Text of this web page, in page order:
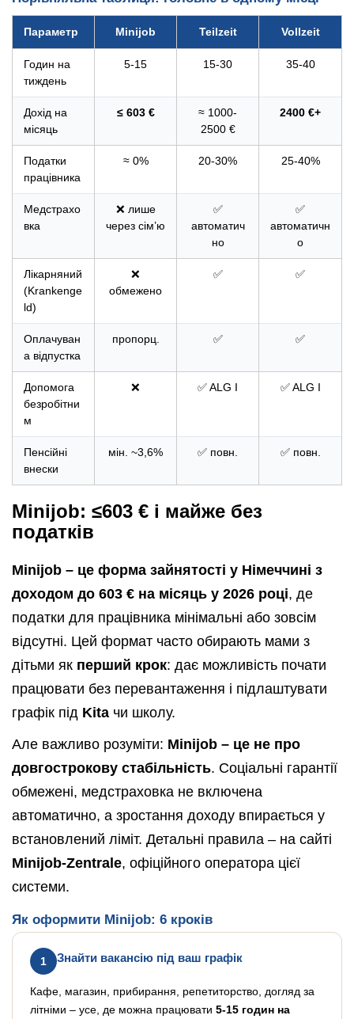
Параметр Minijob Teilzeit Vollzeit
Годин на
тиждень
5-15 15-30 35-40
Дохід на
місяць
≤ 603 €
≈ 1000-
2500 €
2400 €+
Податки
працівника
≈ 0% 20-30% 25-40%
Медстрахо
вка
❌ лише
через сім’ю
✅
автоматич
но
✅
автоматичн
о
Лікарняний
(Krankenge
ld)
❌
обмежено
✅ ✅
Оплачуван
а відпустка
пропорц. ✅ ✅
Допомога
безробітни
м
❌ ✅ ALG I ✅ ALG I
Пенсійні
внески
мін. ~3,6% ✅ повн. ✅ повн.
Minijob: ≤603 € і майже без
податків
Minijob – це форма зайнятості у Німеччині з
доходом до 603 € на місяць у 2026 році, де
податки для працівника мінімальні або зовсім
відсутні. Цей формат часто обирають мами з
дітьми як перший крок: дає можливість почати
працювати без перевантаження і підлаштувати
графік під Kita чи школу.
Але важливо розуміти: Minijob – це не про
довгострокову стабільність. Соціальні гарантії
обмежені, медстраховка не включена
автоматично, а зростання доходу впирається у
встановлений ліміт. Детальні правила – на сайті
Minijob-Zentrale, офіційного оператора цієї
системи.
Як оформити Minijob: 6 кроків
1 Знайти вакансію під ваш графік
Кафе, магазин, прибирання, репетиторство, догляд за
літніми – усе, де можна працювати 5-15 годин на